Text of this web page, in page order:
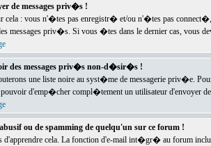
de messages priv�s !
cela : vous n'�tes pas enregistr� et/ou n'�tes pas
messages priv�s. Si vous �tes dans le dernier cas, vous
des messages priv�s non-d�sir�s !
une liste noire au syst�me de messagerie priv�e.
d'emp�cher compl�tement un utilisateur d'envoyer
ou de spamming de quelqu'un sur ce forum !
cela. La fonction d'e-mail int�gr� au forum inclut